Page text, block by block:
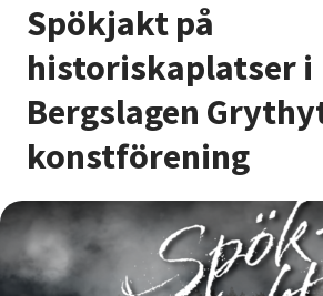
Sök kurser och evenemang
Om SV
Starta studiecirkel
Cirkelledare
Nyheter
Spökjakt på
historiskaplatser i
Bergslagen
konstförening